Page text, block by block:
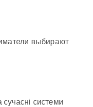
выбирают
системи